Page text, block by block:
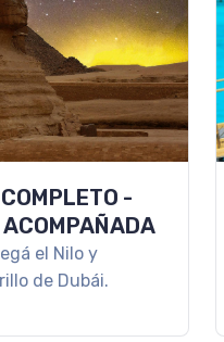
-
el Nilo y
de Dubái.